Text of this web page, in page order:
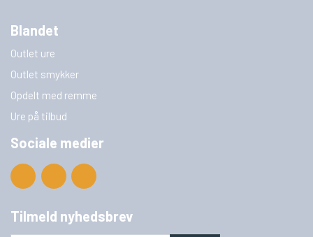
Blandet
Outlet ure
Outlet smykker
Opdelt med remme
Ure på tilbud
Sociale medier
Tilmeld nyhedsbrev